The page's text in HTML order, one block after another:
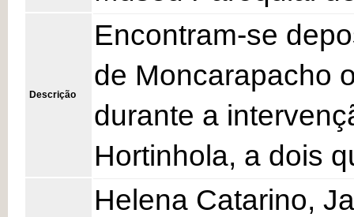
Descrição
Encontram-se
de Moncarapacho
durante a
Hortinhola, a dois
Helena Catarino,